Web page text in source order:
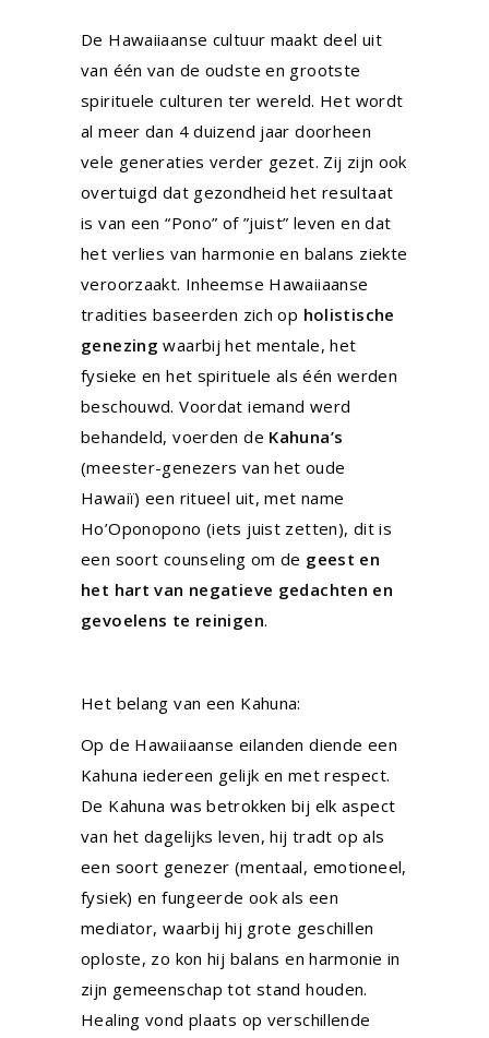
De Hawaiiaanse cultuur maakt deel uit
van één van de oudste en grootste
spirituele culturen ter wereld. Het wordt
al meer dan 4 duizend jaar doorheen
vele generaties verder gezet. Zij zijn ook
overtuigd dat gezondheid het resultaat
is van een “Pono” of ”juist” leven en dat
het verlies van harmonie en balans ziekte
veroorzaakt. Inheemse Hawaiiaanse
tradities baseerden zich op holistische
genezing waarbij het mentale, het
fysieke en het spirituele als één werden
beschouwd. Voordat iemand werd
behandeld, voerden de Kahuna’s
(meester-genezers van het oude
Hawaiï) een ritueel uit, met name
Ho’Oponopono (iets juist zetten), dit is
een soort counseling om de geest en
het hart van negatieve gedachten en
gevoelens te reinigen.
Het belang van een Kahuna:
Op de Hawaiiaanse eilanden diende een
Kahuna iedereen gelijk en met respect.
De Kahuna was betrokken bij elk aspect
van het dagelijks leven, hij tradt op als
een soort genezer (mentaal, emotioneel,
fysiek) en fungeerde ook als een
mediator, waarbij hij grote geschillen
oploste, zo kon hij balans en harmonie in
zijn gemeenschap tot stand houden.
Healing vond plaats op verschillende